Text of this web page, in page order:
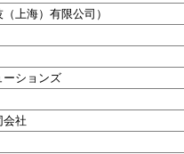
上海）有限公司）
ションズ
社